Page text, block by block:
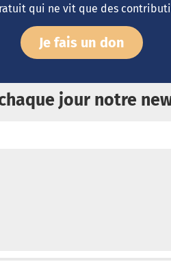
qui ne vit que des
Je fais un don
jour notre